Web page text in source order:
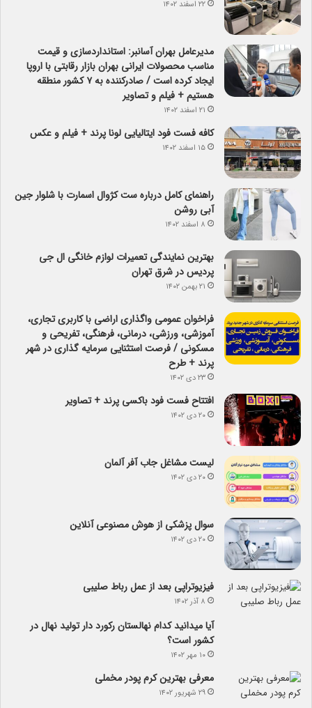
۲۲ اسفند ۱۴۰۲
مدیرعامل بهران آسانبر: استانداردسازی و قیمت
مناسب محصولات ایرانی بهران بازار رقابتی با اروپا
ایجاد کرده است / صادرکننده به ۷ کشور منطقه
هستیم + فیلم و تصاویر
۲۱ اسفند ۱۴۰۲
کافه فست فود ایتالیایی لونا پرند + فیلم و عکس
۱۵ اسفند ۱۴۰۲
راهنمای کامل درباره ست کژوال اسمارت با شلوار جین
آبی روشن
۸ اسفند ۱۴۰۲
بهترین نمایندگی تعمیرات لوازم خانگی ال جی
پردیس در شرق تهران
۲۱ بهمن ۱۴۰۲
فراخوان عمومی واگذاری اراضی با کاربری تجاری،
آموزشی، ورزشی، درمانی، فرهنگی، تفریحی و
مسکونی / فرصت استثنایی سرمایه گذاری در شهر
پرند + طرح
۲۳ دی ۱۴۰۲
افتتاح فست فود باکسی پرند + تصاویر
۲۰ دی ۱۴۰۲
لیست مشاغل جاب آفر آلمان
۲۰ دی ۱۴۰۲
سوال پزشکی از هوش مصنوعی آنلاین
۲۰ دی ۱۴۰۲
فیزیوتراپی بعد از عمل رباط صلیبی
۸ آذر ۱۴۰۲
آیا می­دانید کدام نهالستان رکورد دار تولید نهال­ در
کشور است؟
۱۰ مهر ۱۴۰۲
معرفی بهترین کرم پودر مخملی
۲۹ شهریور ۱۴۰۲